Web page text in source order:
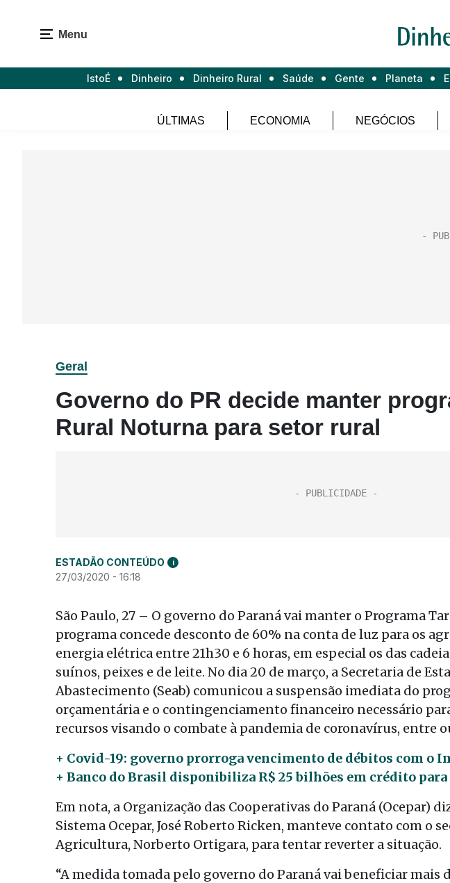
Menu
IstoÉ Dinheiro Dinheiro Rural Saúde Gente Planeta
ÚLTIMAS ECONOMIA NEGÓCIOS
Geral
Governo do PR decide manter
Rural Noturna para setor rural
ESTADÃO CONTEÚDO i
27/03/2020 - 16:18
São Paulo, 27 – O governo do Paraná vai manter o Programa
programa concede desconto de 60% na conta de luz para os
energia elétrica entre 21h30 e 6 horas, em especial os das
suínos, peixes e de leite. No dia 20 de março, a Secretaria de
Abastecimento (Seab) comunicou a suspensão imediata do
orçamentária e o contingenciamento financeiro necessário
recursos visando o combate à pandemia de coronavírus, entre
+ Covid-19: governo prorroga vencimento de débitos com o
+ Banco do Brasil disponibiliza R$ 25 bilhões em crédito
Em nota, a Organização das Cooperativas do Paraná (Ocepar)
Sistema Ocepar, José Roberto Ricken, manteve contato com o
Agricultura, Norberto Ortigara, para tentar reverter a situação.
“A medida tomada pelo governo do Paraná vai beneficiar mais